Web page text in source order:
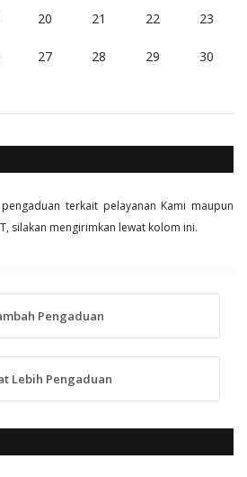
20 21 22 23
27 28 29 30
terkait pelayanan Kami maupun
silakan mengirimkan lewat kolom ini.
Pengaduan
Lebih Pengaduan